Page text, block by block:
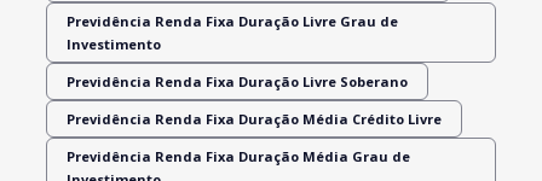
Previdência Renda Fixa Duração Livre Grau de
Investimento
Previdência Renda Fixa Duração Livre Soberano
Previdência Renda Fixa Duração Média Crédito Livre
Previdência Renda Fixa Duração Média Grau de